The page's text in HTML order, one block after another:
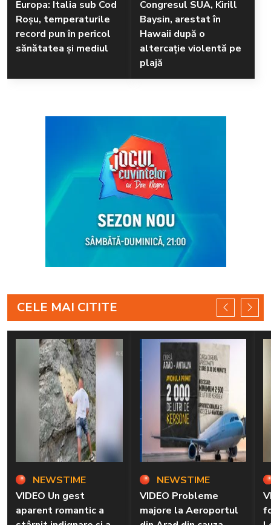
Europa: Italia sub Cod
Roșu, temperaturile
record pun în pericol
sănătatea și mediul
Congresul SUA, Kirill
Baysin, arestat în
Hawaii după o
altercație violentă pe
plajă
CELE MAI CITITE
NEWSTIME
VIDEO Un gest
aparent romantic a
NEWSTIME
VIDEO Probleme
majore la Aeroportul